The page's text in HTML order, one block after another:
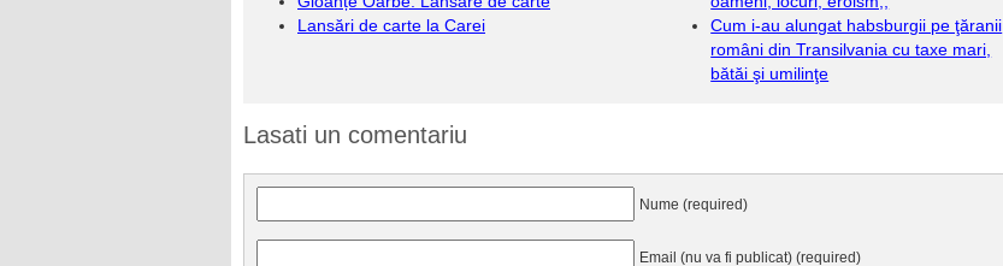
Lansări de carte la Carei
Cum i-au alungat habsburgii pe ţăranii
români din Transilvania cu taxe mari,
bătăi şi umilinţe
Lasati un comentariu
Nume (required)
Email (nu va fi publicat) (required)